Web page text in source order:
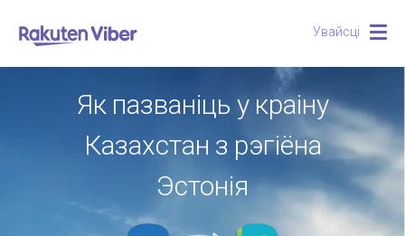
Увайсці
Як пазваніць у краіну
Казахстан з рэгіёна
Эстонія